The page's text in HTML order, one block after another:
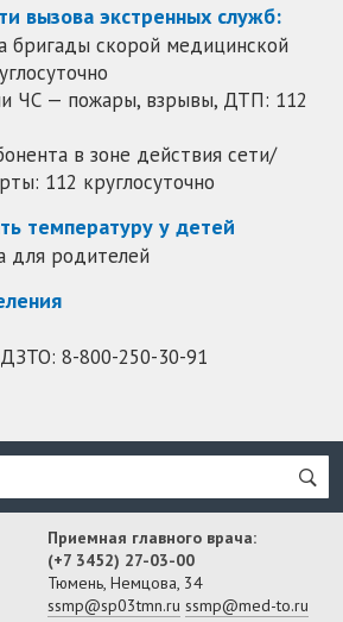
вызова экстренных служб:
бригады скорой медицинской
ЧС — пожары, взрывы, ДТП: 112
в зоне действия сети/
112 круглосуточно
температуру у детей
для родителей
ДЗТО: 8-800-250-30-91
Приемная главного врача:
(+7 3452) 27-03-00
Тюмень, Немцова, 34
ssmp@sp03tmn.ru ssmp@med-to.ru